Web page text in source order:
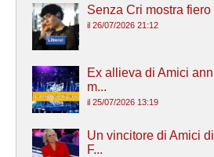
Senza Cri mostra
il 26/07/2026 21:12
Ex allieva di Amici
m...
il 25/07/2026 13:19
Un vincitore di Amici
F...